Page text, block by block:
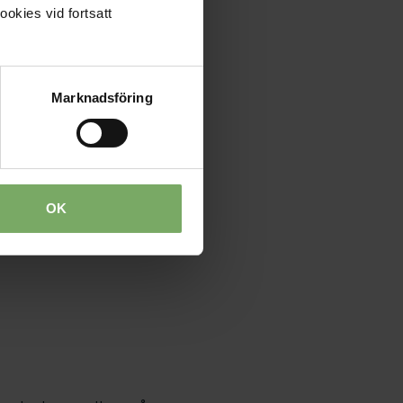
vid fortsatt
Marknadsföring
OK
till